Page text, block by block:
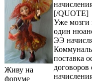
Живу на
форуме
[/QUOTE]
Уже мозги
один
ЭЭ
поставка